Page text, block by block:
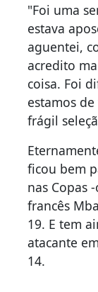
"Foi uma
estava
aguentei,
acredito
coisa. Foi
estamos
frágil
ficou bem
nas Copas
francês
19. E tem
atacante
14.